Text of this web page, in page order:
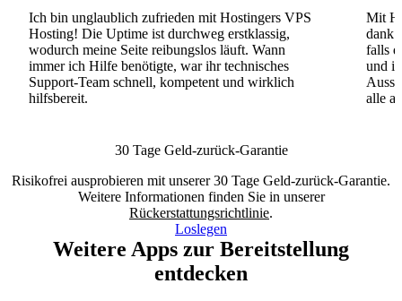
Ich bin unglaublich zufrieden mit Hostingers VPS
Hosting! Die Uptime ist durchweg erstklassig,
wodurch meine Seite reibungslos läuft. Wann
immer ich Hilfe benötigte, war ihr technisches
Support-Team schnell, kompetent und wirklich
hilfsbereit.
Mit
dank
falls
und
alle
30 Tage Geld-zurück-Garantie
Risikofrei ausprobieren mit unserer 30 Tage Geld-zurück-Garantie.
Weitere Informationen finden Sie in unserer
Rückerstattungsrichtlinie.
Loslegen
Weitere Apps zur Bereitstellung
entdecken